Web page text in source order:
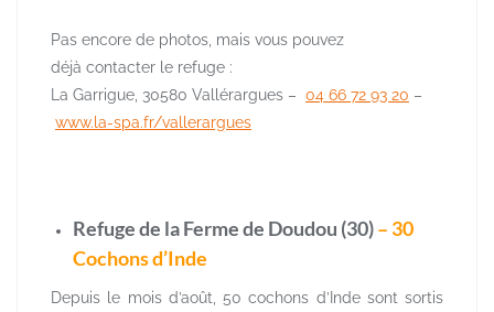
Pas encore de photos, mais vous pouvez
déjà contacter le refuge :
La Garrigue, 30580 Vallérargues – 04 66 72 93 20 –
www.la-spa.fr/vallerargues
Refuge de la Ferme de Doudou (30)– 30
Cochons d’Inde
Depuis le mois d’août, 50 cochons d’Inde sont sortis